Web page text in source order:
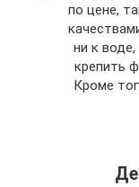
по цене,
ни к
крепить
Кроме